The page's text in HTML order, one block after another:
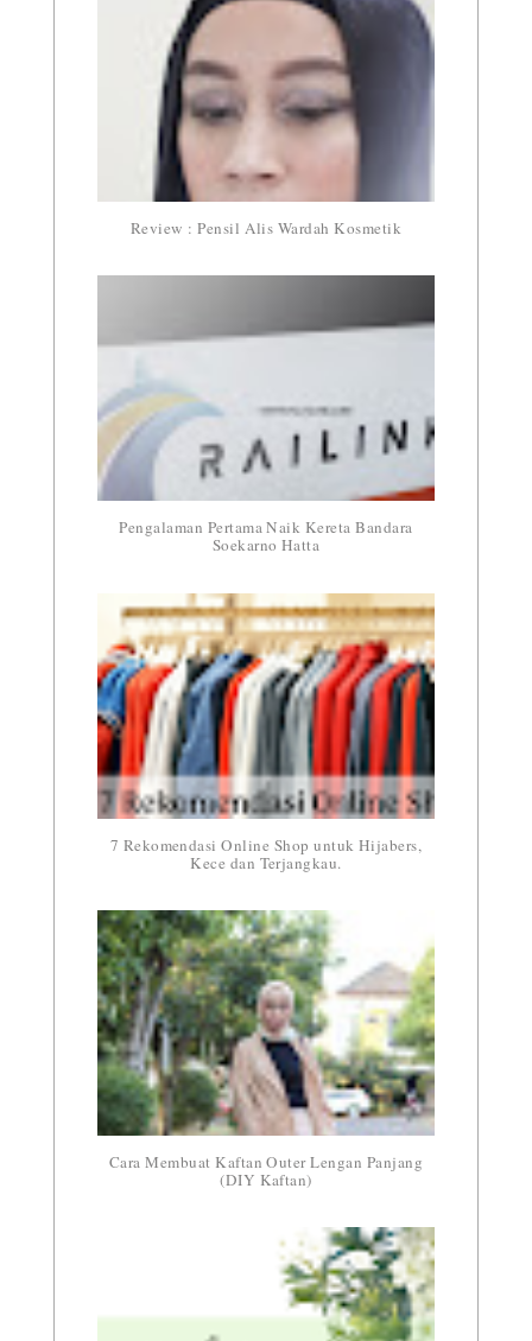
Review : Pensil Alis Wardah Kosmetik
Pengalaman Pertama Naik Kereta Bandara
Soekarno Hatta
7 Rekomendasi Online Shop untuk Hijabers,
Kece dan Terjangkau.
Cara Membuat Kaftan Outer Lengan Panjang
(DIY Kaftan)